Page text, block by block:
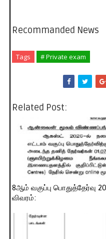
Recommanded News
Tags # Private exam
Related Post:
8ஆம் வகுப்பு பொதுத்தேர்வு
விவரம்: